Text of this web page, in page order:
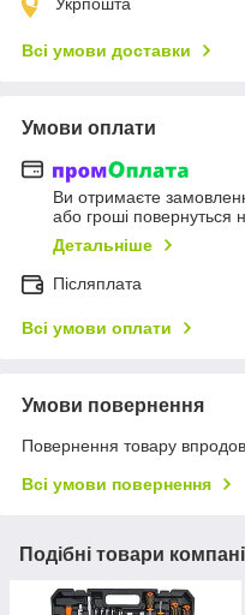
Всі умови доставки
Умови оплати
Ви отримаєте
або гроші повернуться
Детальніше
Післяплата
Всі умови оплати
Умови повернення
Повернення товару
Всі умови повернення
Подібні товари